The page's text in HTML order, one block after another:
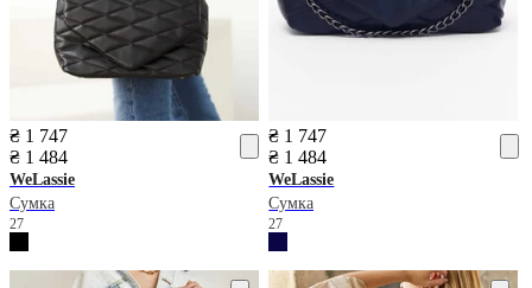
₴ 1 747
₴ 1 484
WeLassie
Сумка
27
₴ 1 747
₴ 1 484
WeLassie
Сумка
27